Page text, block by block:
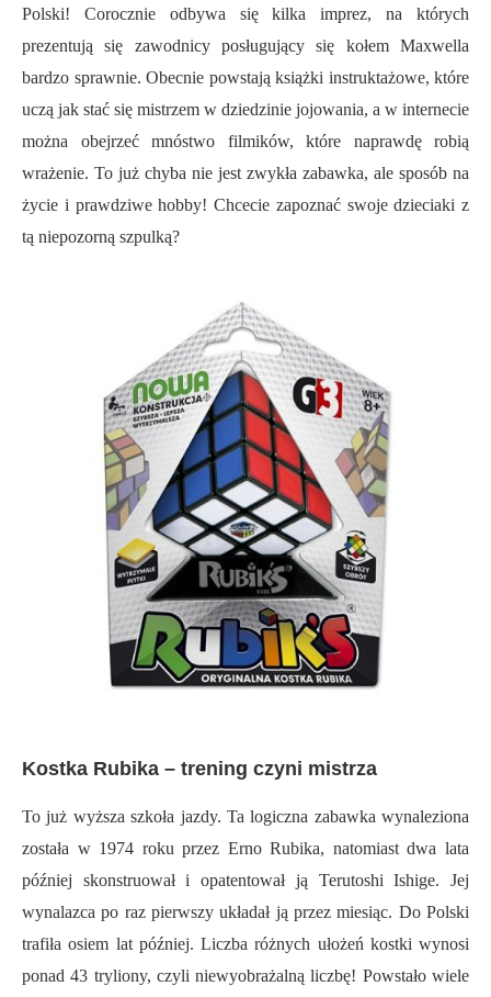
Polski! Corocznie odbywa się kilka imprez, na których
prezentują się zawodnicy posługujący się kołem Maxwella
bardzo sprawnie. Obecnie powstają książki instruktażowe, które
uczą jak stać się mistrzem w dziedzinie jojowania, a w internecie
można obejrzeć mnóstwo filmików, które naprawdę robią
wrażenie. To już chyba nie jest zwykła zabawka, ale sposób na
życie i prawdziwe hobby! Chcecie zapoznać swoje dzieciaki z
tą niepozorną szpulką?
Kostka Rubika – trening czyni mistrza
To już wyższa szkoła jazdy. Ta logiczna zabawka wynaleziona
została w 1974 roku przez Erno Rubika, natomiast dwa lata
później skonstruował i opatentował ją Terutoshi Ishige. Jej
wynalazca po raz pierwszy układał ją przez miesiąc. Do Polski
trafiła osiem lat później. Liczba różnych ułożeń kostki wynosi
ponad 43 tryliony, czyli niewyobrażalną liczbę! Powstało wiele